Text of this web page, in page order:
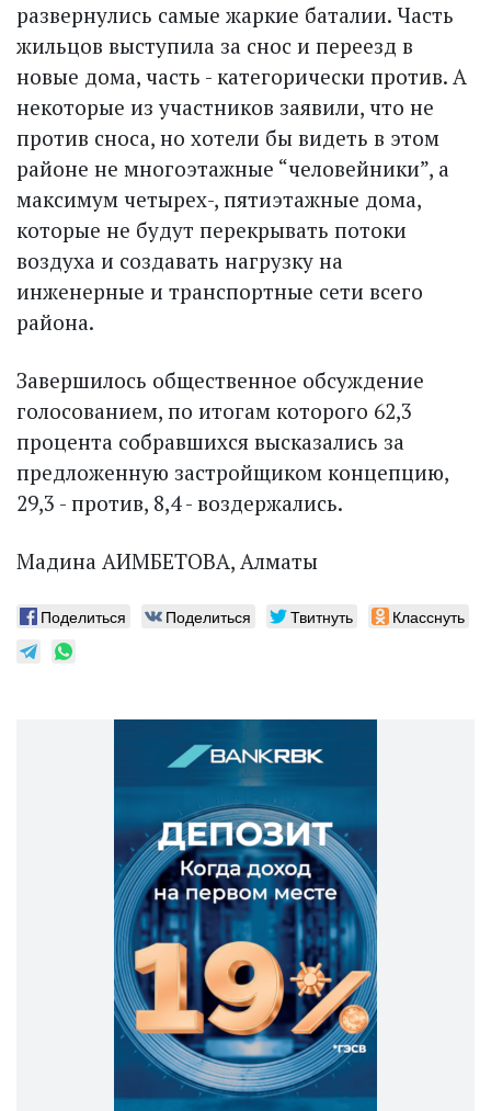
развернулись самые жаркие баталии. Часть
жильцов выступила за снос и переезд в
новые дома, часть - категорически против. А
некоторые из участников заявили, что не
против сноса, но хотели бы видеть в этом
районе не многоэтажные “человейники”, а
максимум четырех-, пятиэтажные дома,
которые не будут перекрывать потоки
воздуха и создавать нагрузку на
инженерные и транс­портные сети всего
района.
Завершилось общественное обсуждение
голосованием, по итогам которого 62,3
процента собравшихся высказались за
предложенную застройщиком концепцию,
29,3 - против, 8,4 - воздержались.
Мадина АИМБЕТОВА, Алматы
Поделиться Поделиться Твитнуть Класснуть